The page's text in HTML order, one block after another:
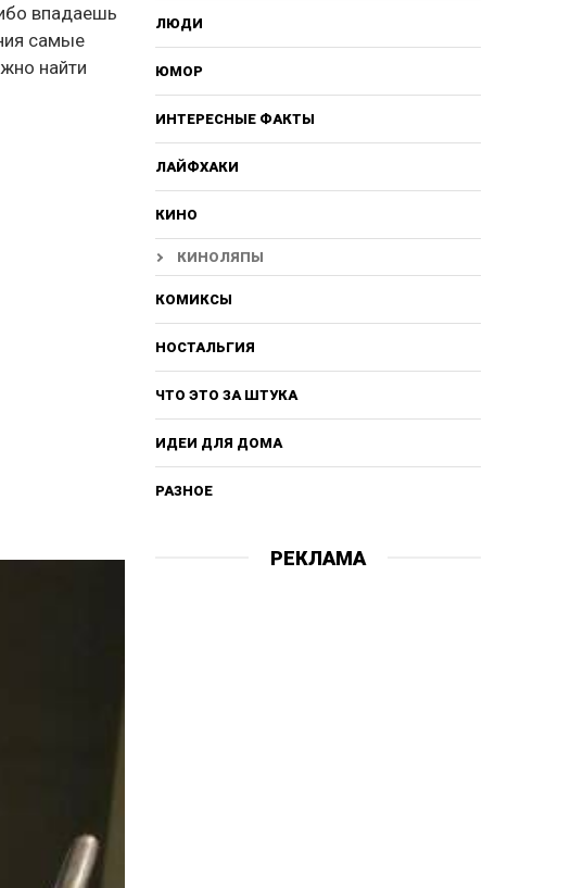
впадаешь
самые
найти
ЛЮДИ
ЮМОР
ИНТЕРЕСНЫЕ ФАКТЫ
ЛАЙФХАКИ
КИНО
КИНОЛЯПЫ
КОМИКСЫ
НОСТАЛЬГИЯ
ЧТО ЭТО ЗА ШТУКА
ИДЕИ ДЛЯ ДОМА
РАЗНОЕ
РЕКЛАМА